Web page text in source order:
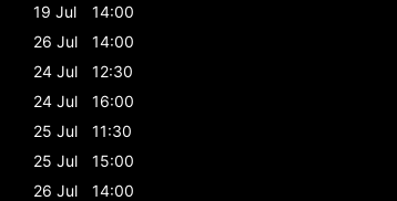
19 Jul
14:00
26 Jul
14:00
24 Jul
12:30
24 Jul
16:00
25 Jul
11:30
25 Jul
15:00
26 Jul
14:00